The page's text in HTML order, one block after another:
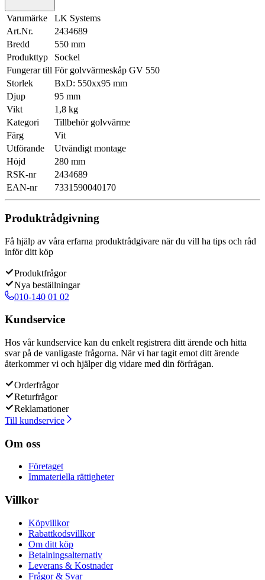
Varumärke
LK Systems
Art.Nr.
2434689
Bredd
550 mm
Produkttyp
Sockel
Fungerar till För golvvärmeskåp GV 550
Storlek
BxD: 550xx95 mm
Djup
95 mm
Vikt
1,8 kg
Kategori
Tillbehör golvvärme
Färg
Vit
Utförande
Utvändigt montage
Höjd
280 mm
RSK-nr
2434689
EAN-nr
7331590040170
Produktrådgivning
Få hjälp av våra erfarna produktrådgivare när du vill ha tips och råd
inför ditt köp
Produktfrågor
Nya beställningar
010-140 01 02
Kundservice
Hos vår kundservice kan du enkelt registrera ditt ärende och hitta
svar på de vanligaste frågorna. När vi har tagit emot ditt ärende
återkommer vi och hjälper dig vidare med din förfrågan.
Orderfrågor
Returfrågor
Reklamationer
Till kundservice
Om oss
Företaget
Immateriella rättigheter
Villkor
Köpvillkor
Rabattkodsvillkor
Om ditt köp
Betalningsalternativ
Leverans & Kostnader
Frågor & Svar